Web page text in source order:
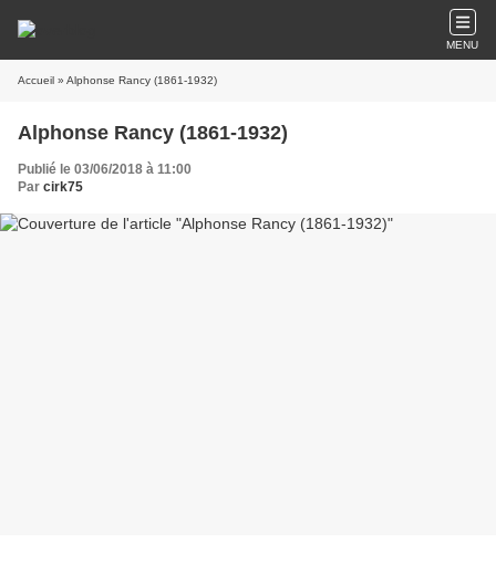
MENU
Accueil » Alphonse Rancy (1861-1932)
Alphonse Rancy (1861-1932)
Publié le 03/06/2018 à 11:00
Par cirk75